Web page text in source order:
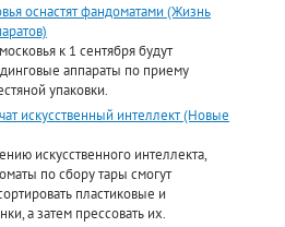
оснастят фандоматами (Жизнь
к 1 сентября будут
аппараты по приему
упаковки.
искусственный интеллект (Новые
искусственного интеллекта,
по сбору тары смогут
пластиковые и
а затем прессовать их.